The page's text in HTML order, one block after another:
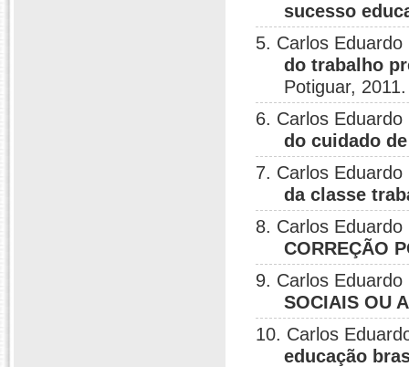
sucesso
5. Carlos
do trabalho
Potiguar, 2011.
6. Carlos
do cuidado
7. Carlos
da classe
8. Carlos
CORREÇÃO
9. Carlos
SOCIAIS OU
10. Carlos
educação